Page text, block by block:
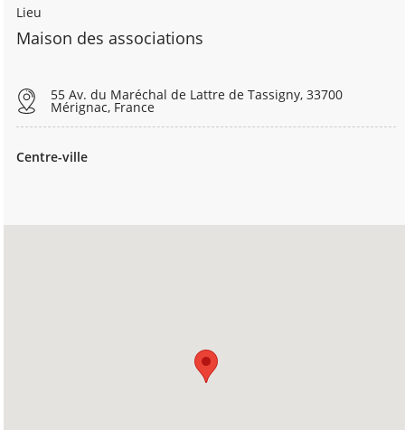
Lieu
Maison des associations
55 Av. du Maréchal de Lattre de Tassigny, 33700
Mérignac, France
Centre-ville